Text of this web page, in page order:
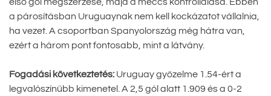
első gól megszerzése, majd a meccs kontrollálása. Ebben
a párosításban Uruguaynak nem kell kockázatot vállalnia,
ha vezet. A csoportban Spanyolország még hátra van,
ezért a három pont fontosabb, mint a látvány.
Fogadási következtetés: Uruguay győzelme 1.54-ért a
legvalószínűbb kimenetel. A 2,5 gól alatt 1.909 és a 0-2